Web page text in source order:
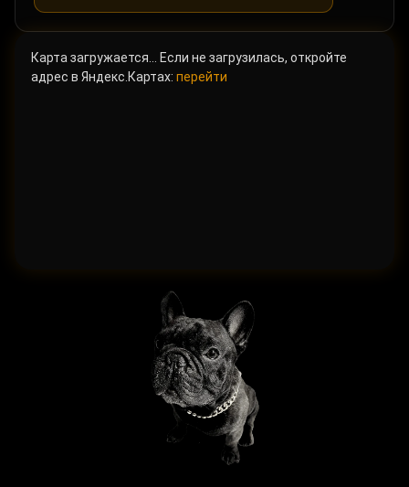
Карта загружается… Если не загрузилась, откройте
адрес в Яндекс.Картах: перейти